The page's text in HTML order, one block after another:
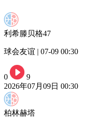
利希滕贝格47
球会友谊 | 07-09 00:30
0
9
2026年07月09日 00:30
柏林赫塔